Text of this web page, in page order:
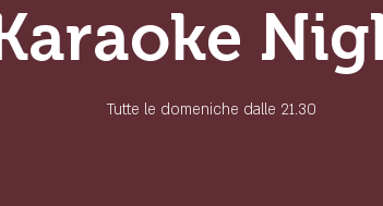
Tutte le domeniche dalle 21.30